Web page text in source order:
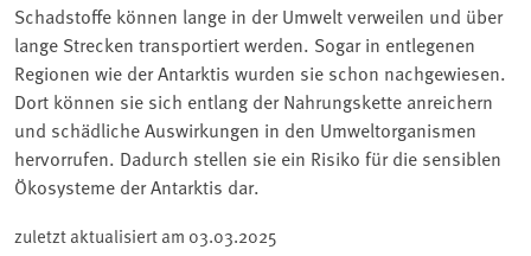
Schadstoffe können lange in der Umwelt verweilen und über
lange Strecken transportiert werden. Sogar in entlegenen
Regionen wie der Antarktis wurden sie schon nachgewiesen.
Dort können sie sich entlang der Nahrungskette anreichern
und schädliche Auswirkungen in den Umweltorganismen
hervorrufen. Dadurch stellen sie ein Risiko für die sensiblen
Ökosysteme der Antarktis dar.
zuletzt aktualisiert am 03.03.2025